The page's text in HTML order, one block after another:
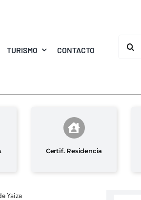
TURISMO CONTACTO
Buscar:
Certif. Residencia
Yaiza